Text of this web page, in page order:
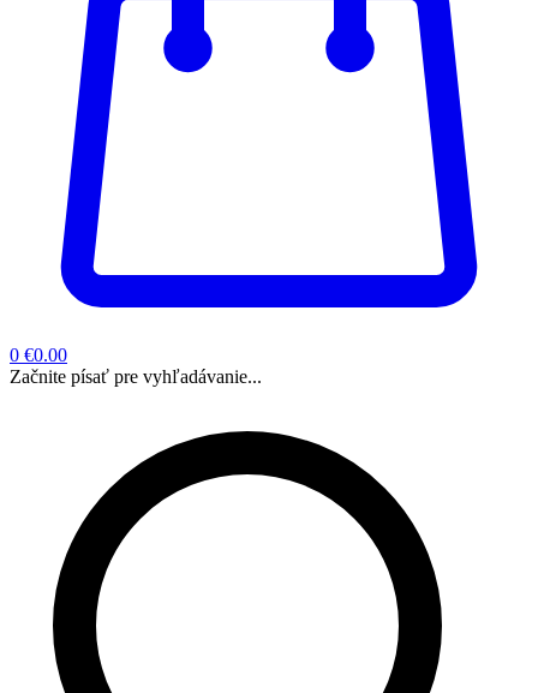
0 €0.00
Začnite písať pre vyhľadávanie...